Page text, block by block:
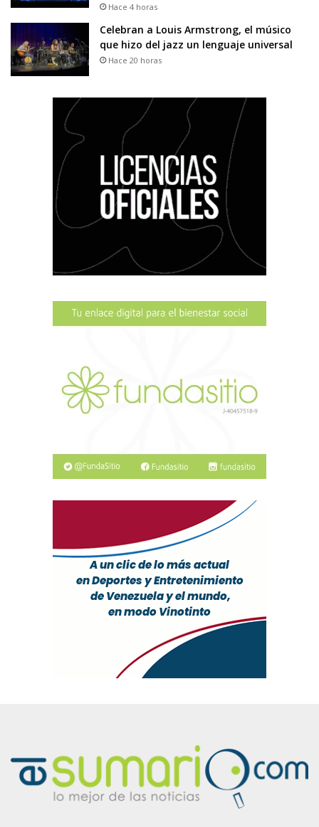
Hace 4 horas
Celebran a Louis Armstrong, el músico
que hizo del jazz un lenguaje universal
Hace 20 horas